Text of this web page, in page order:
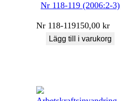
Nr 118-119 (2006:2-3)
Nr 118-119150,00kr
Lägg till i varukorg